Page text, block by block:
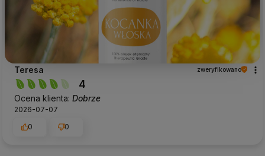
Teresa zweryfikowano
4
Ocena klienta: Dobrze
2026-07-07
0
0